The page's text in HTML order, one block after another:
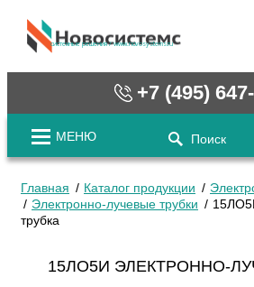
cистемные решения / www.novosystems.ru
+7 (495)
МЕНЮ Поиск
Главная Каталог продукции
Электронно-лучевые трубки
трубка
15ЛО5И ЭЛЕКТРОННО-